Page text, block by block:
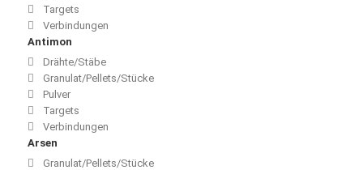
Targets
Verbindungen
Antimon
Drähte/Stäbe
Granulat/Pellets/Stücke
Pulver
Targets
Verbindungen
Arsen
Granulat/Pellets/Stücke